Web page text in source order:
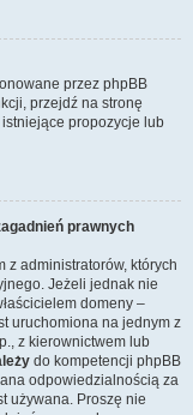
przez phpBB
przejdź na stronę
istniejące propozycje lub
prawnych
z administratorów, których
Jeżeli jednak nie
domeny –
uruchomiona na jednym z
z kierownictwem lub
do kompetencji phpBB
odpowiedzialnością za
używana. Proszę nie